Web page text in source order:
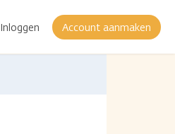
Inloggen Account aanmaken